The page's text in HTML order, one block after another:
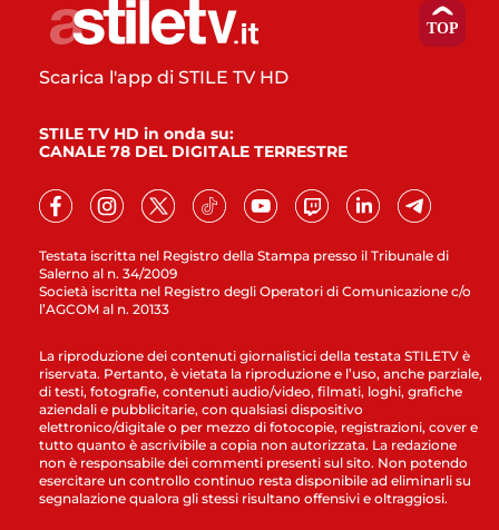
Testata iscritta nel Registro della Stampa presso il Tribunale di
Salerno al n. 34/2009
Società iscritta nel Registro degli Operatori di Comunicazione c/o
l’AGCOM al n. 20133
Scarica l'app di STILE TV HD
STILE TV HD in onda su:
CANALE 78 DEL DIGITALE TERRESTRE
La riproduzione dei contenuti giornalistici della testata STILETV è
riservata. Pertanto, è vietata la riproduzione e l’uso, anche parziale,
di testi, fotografie, contenuti audio/video, filmati, loghi, grafiche
aziendali e pubblicitarie, con qualsiasi dispositivo
elettronico/digitale o per mezzo di fotocopie, registrazioni, cover e
tutto quanto è ascrivibile a copia non autorizzata. La redazione
non è responsabile dei commenti presenti sul sito. Non potendo
esercitare un controllo continuo resta disponibile ad eliminarli su
segnalazione qualora gli stessi risultano offensivi e oltraggiosi.